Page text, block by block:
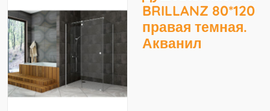
BRILLANZ 80*120
правая темная.
Акванил